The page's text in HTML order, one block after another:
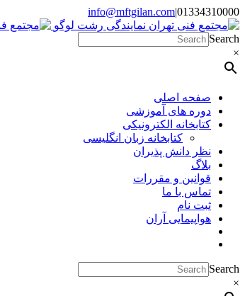
Skip
to
content
01334310000
|
info@mftgilan.com
Instagram
LinkedIn
Search
×
صفحه اصلی
دوره های آموزشی
کتابخانه الکترونیکی
کتابخانه زبان انگلیسی
نظر دانش پذیران
بلاگ
قوانین و مقررات
تماس با ما
ثبت نام
هواپیمایی آران
Search
×